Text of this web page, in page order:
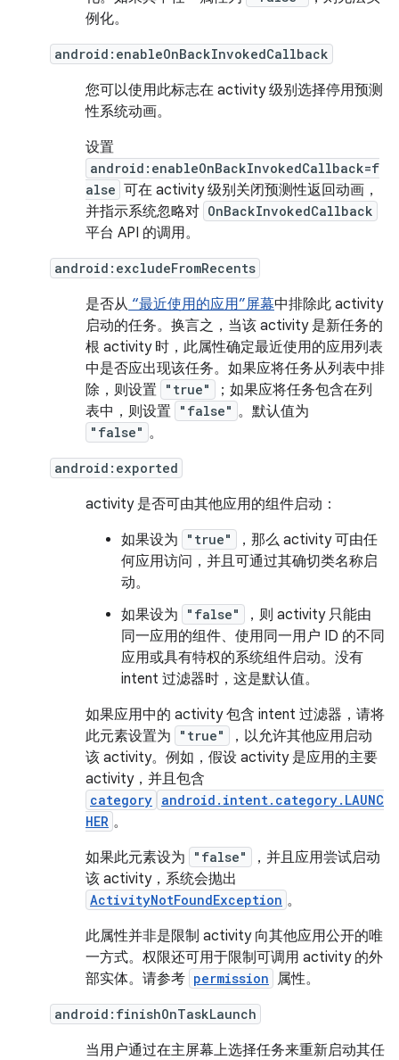
例化。
android:enableOnBackInvokedCallback
您可以使用此标志在 activity 级别选择停用预测
性系统动画。
设置
android:enableOnBackInvokedCallback=f
alse 可在 activity 级别关闭预测性返回动画，
并指示系统忽略对 OnBackInvokedCallback
平台 API 的调用。
android:excludeFromRecents
是否从 “最近使用的应用”屏幕中排除此 activity
启动的任务。换言之，当该 activity 是新任务的
根 activity 时，此属性确定最近使用的应用列表
中是否应出现该任务。如果应将任务从列表中排
除，则设置 "true" ； 如果应将任务包含在列
表中，则设置 "false" 。 默认值为
"false" 。
android:exported
activity 是否可由其他应用的组件启动：
如果设为
"true"
，那么 activity 可由任
何应用访问，并且可通过其确切类名称启
动。
如果设为
"false"
，则 activity 只能由
同一应用的组件、使用同一用户 ID 的不同
应用或具有特权的系统组件启动。没有
intent 过滤器时，这是默认值。
如果应用中的 activity 包含 intent 过滤器，请将
此元素设置为
"true"
，以允许其他应用启动
该 activity。例如，假设 activity 是应用的主要
activity，并且包含
category android.intent.category.LAUNC
HER 。
如果此元素设为
"false"
，并且应用尝试启动
该 activity，系统会抛出
ActivityNotFoundException 。
此属性并非是限制 activity 向其他应用公开的唯
一方式。权限还可用于限制可调用 activity 的外
部实体。请参考 permission 属性。
android:finishOnTaskLaunch
当用户通过在主屏幕上选择任务来重新启动其任